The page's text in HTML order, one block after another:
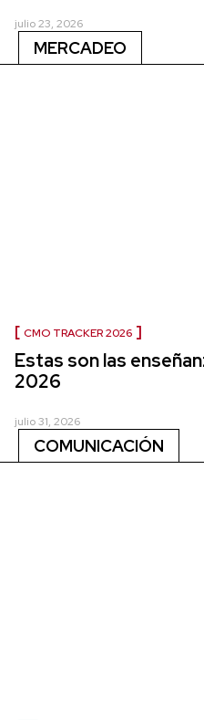
julio 23, 2026
MERCADEO
CMO TRACKER 2026
Estas son las
2026
julio 31, 2026
COMUNICACIÓN